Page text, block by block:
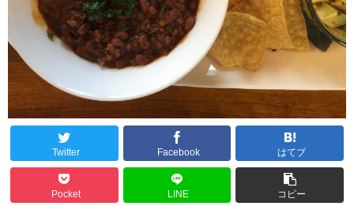
Twitter Facebook はてブ
Pocket LINE コピー